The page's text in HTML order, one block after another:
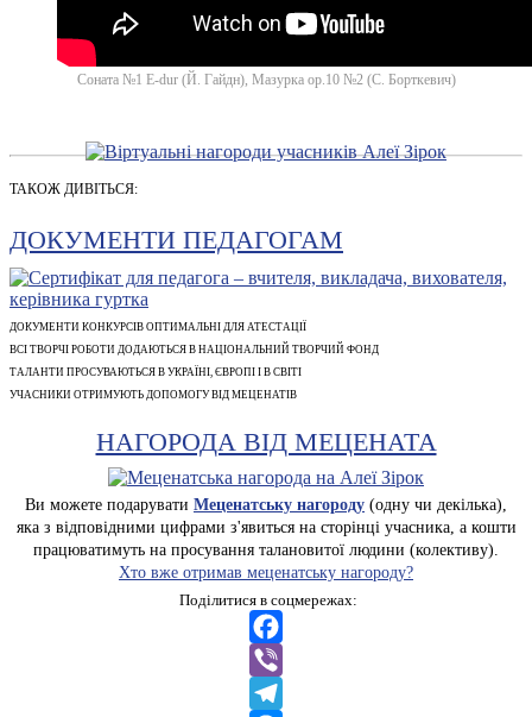
Соната №1 E-dur (Й. Гайдн), Мазурка ор.10 №2 (С. Борткевич)
ТАКОЖ ДИВІТЬСЯ:
ДОКУМЕНТИ ПЕДАГОГАМ
ДОКУМЕНТИ КОНКУРСІВ ОПТИМАЛЬНІ ДЛЯ АТЕСТАЦІЇ
ВСІ ТВОРЧІ РОБОТИ ДОДАЮТЬСЯ В НАЦІОНАЛЬНИЙ ТВОРЧИЙ ФОНД
ТАЛАНТИ ПРОСУВАЮТЬСЯ В УКРАЇНІ, ЄВРОПІ І В СВІТІ
УЧАСНИКИ ОТРИМУЮТЬ ДОПОМОГУ ВІД МЕЦЕНАТІВ
НАГОРОДА ВІД МЕЦЕНАТА
Ви можете подарувати Меценатську нагороду (одну чи декілька),
яка з відповідними цифрами з'явиться на сторінці учасника, а кошти
працюватимуть на просування талановитої людини (колективу).
Хто вже отримав меценатську нагороду?
Поділитися в соцмережах:
Facebook
Viber